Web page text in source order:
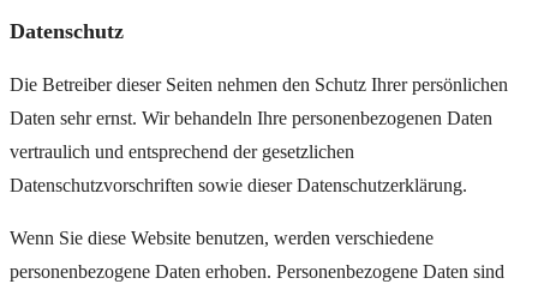
Datenschutz
Die Betreiber dieser Seiten nehmen den Schutz Ihrer persönlichen
Daten sehr ernst. Wir behandeln Ihre personenbezogenen Daten
vertraulich und entsprechend der gesetzlichen
Datenschutzvorschriften sowie dieser Datenschutzerklärung.
Wenn Sie diese Website benutzen, werden verschiedene
personenbezogene Daten erhoben. Personenbezogene Daten sind